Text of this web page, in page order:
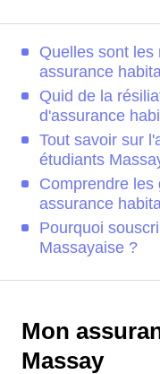
Quelles sont les
assurance
Quid de la
d'assurance
Tout savoir sur
étudiants
Comprendre les
assurance
Pourquoi
Massayaise ?
Mon
Massay